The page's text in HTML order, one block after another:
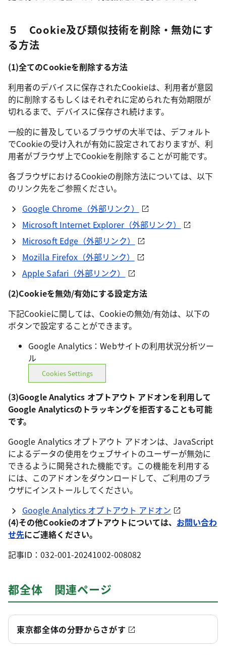
５ Cookie及び類似技術を削除・無効にす
る方法
(1)全てのCookieを削除する方法
利用者のデバイスに保存されたCookieは、利用者が意図
的に削除するもしくはそれぞれに定められた有効期限が
切れるまで、デバイスに保存され続けます。
一般的に普及しているブラウザの大半では、デフォルト
でCookieの受け入れが有効に設定されておりますが、利
用者がブラウザ上でCookieを削除することが可能です。
各ブラウザにおけるCookieの削除方法については、以下
のリンク先をご参照ください。
Google Chrome（外部リンク）
Microsoft Internet Explorer（外部リンク）
Microsoft Edge（外部リンク）
Mozilla Firefox（外部リンク）
Apple Safari（外部リンク）
(2)Cookieを無効/有効にする設定方法
下記Cookieに関しては、Cookieの無効/有効は、以下の
ボタンで設定することができます。
Google Analytics：Webサイトの利用状況分析ツー
ル
Cookies Settings
(3)Google Analytics オプトアウト アドオンを利用して
Google Analyticsのトラッキングを拒否することも可能
です。
Google Analytics オプトアウト アドオンは、JavaScript
によるデータの使用をウェブサイトのユーザーが無効に
できるように開発された機能です。この機能を利用する
には、このアドオンをダウンロードして、ご利用のブラ
ウザにインストールしてください。
Google Analytics オプトアウト アドオン
(4)その他Cookieのオプトアウトについては、 お問い合わ
せ先にご連絡ください。
記事ID：032-001-20241002-008082
都全体 関連ページ
東京都全体の分野からさがす